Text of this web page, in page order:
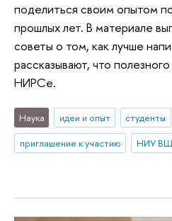
поделиться своим опытом
прошлых лет. В материале
советы о том, как лучше
рассказывают, что
НИРСе.
Наука идеи и опыт студенты
приглашение к участию
НИУ